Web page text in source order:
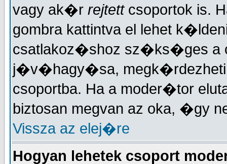
vagy ak�r rejtettcsoportok is.
gombra kattintva el lehet
csatlakoz�shoz sz�ks�ges a
j�v�hagy�sa,
csoportba. Ha a moder�tor
biztosan megvan az oka, �gy
Vissza az elej�re
Hogyan lehetek csoport